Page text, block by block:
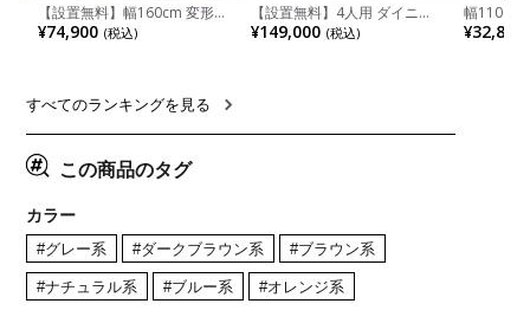
【設置無料】幅160cm 変形
半円 ダイニングテーブル モ
ルタル風 LENAS コンクリー
リア風 グレージュ
¥74,900 (税込)
【設置無料】4人用 ダイニン
グテーブルセット 5点 LUGA
セラミックテーブル おしゃれ
¥149,000 (税込)
幅110cm
木目調 リ
付き 長方
¥32,800
すべてのランキングを見る
この商品のタグ
カラー
#グレー系 #ダークブラウン系 #ブラウン系
#ナチュラル系 #ブルー系 #オレンジ系